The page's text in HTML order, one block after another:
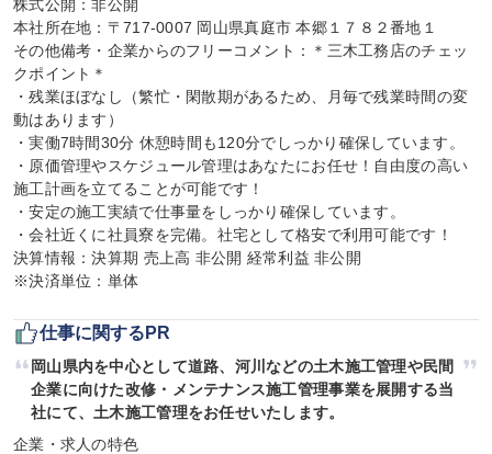
株式公開：非公開
本社所在地：〒717-0007 岡山県真庭市 本郷１７８２番地１
その他備考・企業からのフリーコメント：＊三木工務店のチェッ
クポイント＊
・残業ほぼなし（繁忙・閑散期があるため、月毎で残業時間の変
動はあります）
・実働7時間30分 休憩時間も120分でしっかり確保しています。
・原価管理やスケジュール管理はあなたにお任せ！自由度の高い
施工計画を立てることが可能です！
・安定の施工実績で仕事量をしっかり確保しています。
・会社近くに社員寮を完備。社宅として格安で利用可能です！
決算情報：決算期 売上高 非公開 経常利益 非公開
※決済単位：単体
仕事に関するPR
岡山県内を中心として道路、河川などの土木施工管理や民間
企業に向けた改修・メンテナンス施工管理事業を展開する当
社にて、土木施工管理をお任せいたします。
企業・求人の特色